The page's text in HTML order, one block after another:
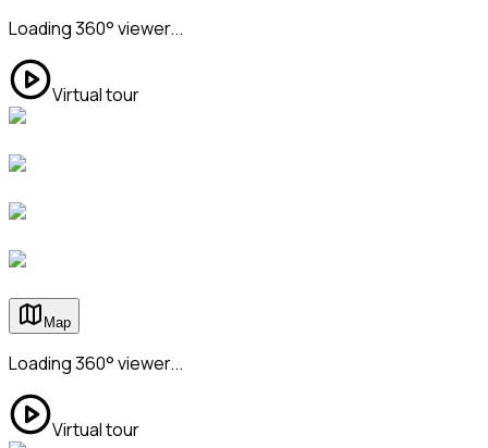
Loading 360° viewer...
Virtual tour
Map
Loading 360° viewer...
Virtual tour